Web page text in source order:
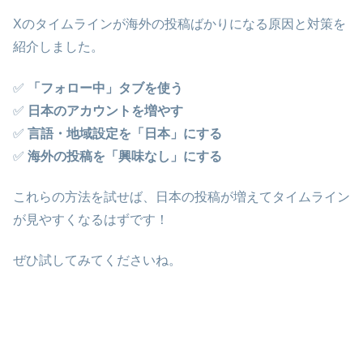
Xのタイムラインが海外の投稿ばかりになる原因と対策を
紹介しました。
✅
「フォロー中」タブを使う
✅ 日本のアカウントを増やす
✅ 言語・地域設定を「日本」にする
✅ 海外の投稿を「興味なし」にする
これらの方法を試せば、日本の投稿が増えてタイムライン
が見やすくなるはずです！
ぜひ試してみてくださいね。